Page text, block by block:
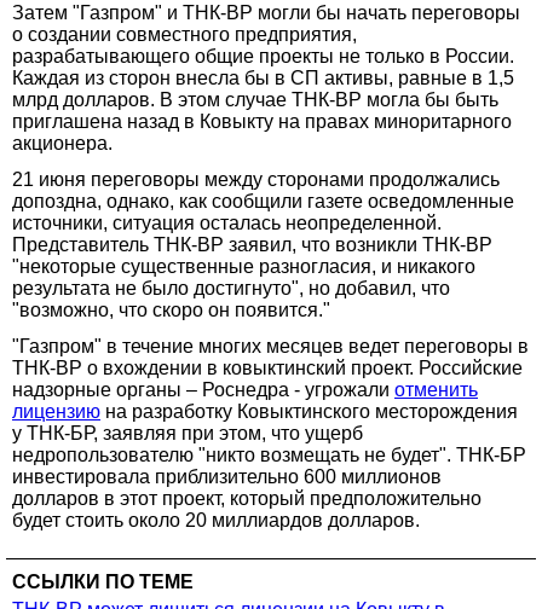
Затем "Газпром" и ТНК-ВР могли бы начать переговоры
о создании совместного предприятия,
разрабатывающего общие проекты не только в России.
Каждая из сторон внесла бы в СП активы, равные в 1,5
млрд долларов. В этом случае ТНК-ВР могла бы быть
приглашена назад в Ковыкту на правах миноритарного
акционера.
21 июня переговоры между сторонами продолжались
допоздна, однако, как сообщили газете осведомленные
источники, ситуация осталась неопределенной.
Представитель ТНК-ВР заявил, что возникли ТНК-ВР
"некоторые существенные разногласия, и никакого
результата не было достигнуто", но добавил, что
"возможно, что скоро он появится."
"Газпром" в течение многих месяцев ведет переговоры в
ТНК-ВР о вхождении в ковыктинский проект. Российские
надзорные органы – Роснедра - угрожали отменить
лицензию на разработку Ковыктинского месторождения
у ТНК-БР, заявляя при этом, что ущерб
недропользователю "никто возмещать не будет". ТНК-БР
инвестировала приблизительно 600 миллионов
долларов в этот проект, который предположительно
будет стоить около 20 миллиардов долларов.
ССЫЛКИ ПО ТЕМЕ